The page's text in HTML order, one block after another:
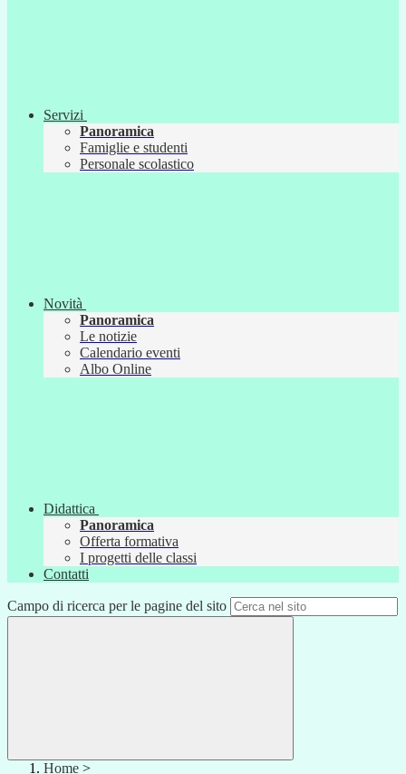
Servizi
Panoramica
Famiglie e studenti
Personale scolastico
Novità
Panoramica
Le notizie
Calendario eventi
Albo Online
Didattica
Panoramica
Offerta formativa
I progetti delle classi
Contatti
Campo di ricerca per le pagine del sito
Home >